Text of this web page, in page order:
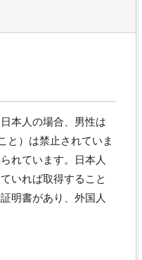
本人の場合、男性は
と）は禁止されていま
れています。日本人
いれば取得すること
明書があり、外国人